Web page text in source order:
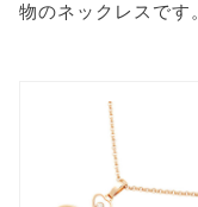
物のネックレスです